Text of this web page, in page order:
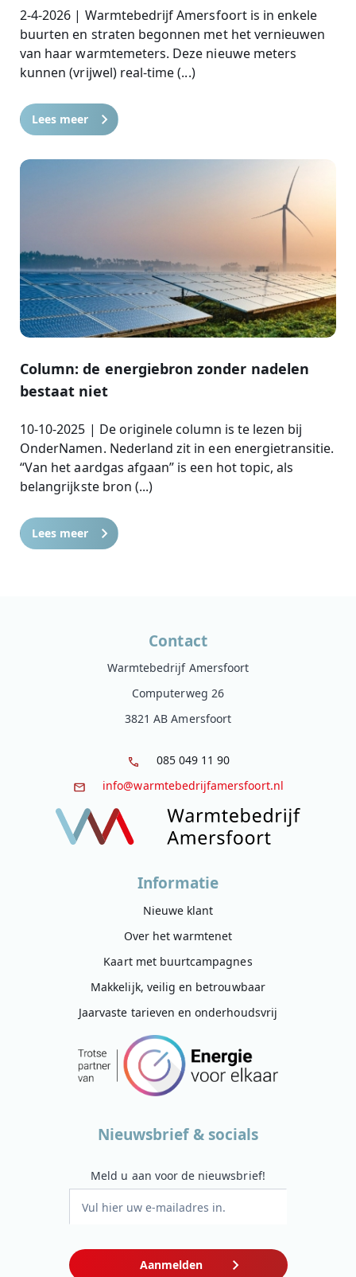
2-4-2026 | Warmtebedrijf Amersfoort is in enkele
buurten en straten begonnen met het vernieuwen
van haar warmtemeters. Deze nieuwe meters
kunnen (vrijwel) real-time (...)
Lees meer
Column: de energiebron zonder nadelen
bestaat niet
10-10-2025 | De originele column is te lezen bij
OnderNamen. Nederland zit in een energietransitie.
“Van het aardgas afgaan” is een hot topic, als
belangrijkste bron (...)
Lees meer
Contact
Warmtebedrijf Amersfoort
Computerweg 26
3821 AB Amersfoort
085 049 11 90
info@warmtebedrijfamersfoort.nl
Informatie
Nieuwe klant
Over het warmtenet
Kaart met buurtcampagnes
Makkelijk, veilig en betrouwbaar
Jaarvaste tarieven en onderhoudsvrij
Nieuwsbrief & socials
Meld u aan voor de nieuwsbrief!
Aanmelden